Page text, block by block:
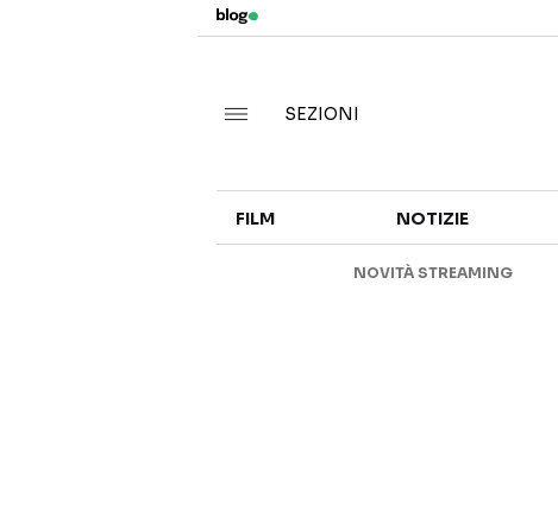
SEZIONI
FILM NOTIZIE
NOVITÀ STREAMING